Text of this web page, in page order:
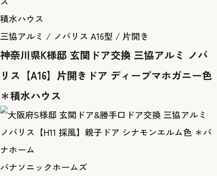
積水ハウス
三協アルミ / ノバリス A16型 / 片開き
神奈川県K様邸 玄関ドア交換 三協アルミ ノバ
リス【A16】片開きドア ディープマホガニー色
＊積水ハウス
パナソニックホームズ